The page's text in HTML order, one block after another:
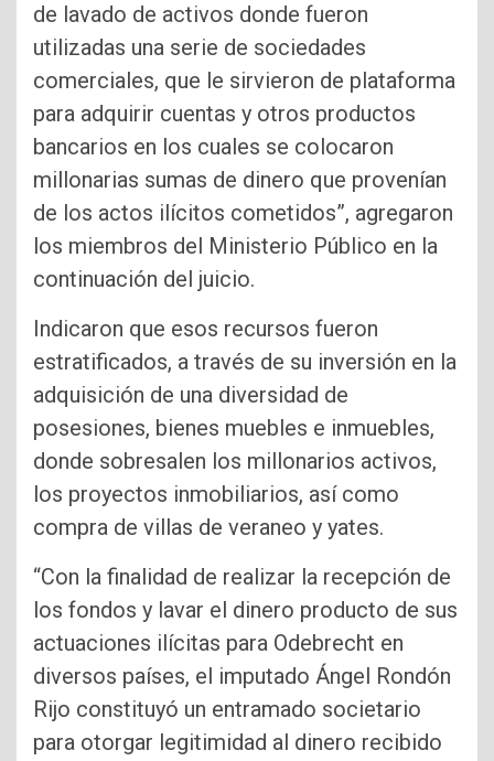
de lavado de activos donde fueron
utilizadas una serie de sociedades
comerciales, que le sirvieron de plataforma
para adquirir cuentas y otros productos
bancarios en los cuales se colocaron
millonarias sumas de dinero que provenían
de los actos ilícitos cometidos”, agregaron
los miembros del Ministerio Público en la
continuación del juicio.
Indicaron que esos recursos fueron
estratificados, a través de su inversión en la
adquisición de una diversidad de
posesiones, bienes muebles e inmuebles,
donde sobresalen los millonarios activos,
los proyectos inmobiliarios, así como
compra de villas de veraneo y yates.
“Con la finalidad de realizar la recepción de
los fondos y lavar el dinero producto de sus
actuaciones ilícitas para Odebrecht en
diversos países, el imputado Ángel Rondón
Rijo constituyó un entramado societario
para otorgar legitimidad al dinero recibido